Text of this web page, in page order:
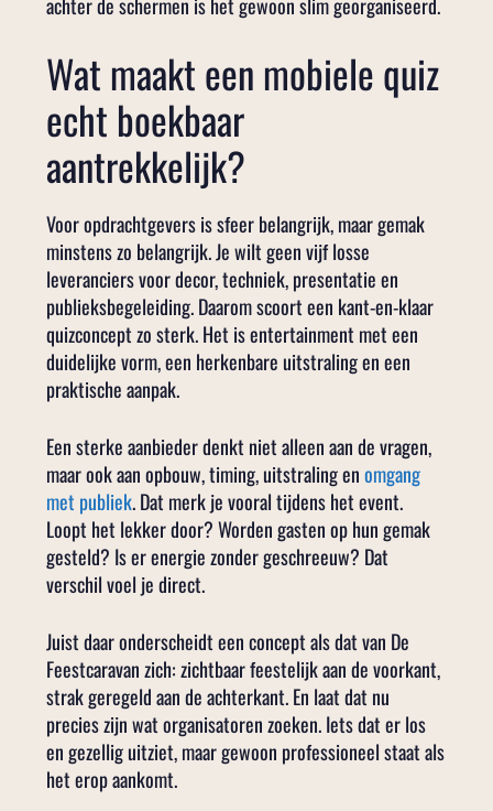
achter de schermen is het gewoon slim georganiseerd.
Wat maakt een mobiele quiz
echt boekbaar
aantrekkelijk?
Voor opdrachtgevers is sfeer belangrijk, maar gemak
minstens zo belangrijk. Je wilt geen vijf losse
leveranciers voor decor, techniek, presentatie en
publieksbegeleiding. Daarom scoort een kant-en-klaar
quizconcept zo sterk. Het is entertainment met een
duidelijke vorm, een herkenbare uitstraling en een
praktische aanpak.
Een sterke aanbieder denkt niet alleen aan de vragen,
maar ook aan opbouw, timing, uitstraling enomgang
met publiek. Dat merk je vooral tijdens het event.
Loopt het lekker door? Worden gasten op hun gemak
gesteld? Is er energie zonder geschreeuw? Dat
verschil voel je direct.
Juist daar onderscheidt een concept als dat van De
Feestcaravan zich: zichtbaar feestelijk aan de voorkant,
strak geregeld aan de achterkant. En laat dat nu
precies zijn wat organisatoren zoeken. Iets dat er los
en gezellig uitziet, maar gewoon professioneel staat als
het erop aankomt.